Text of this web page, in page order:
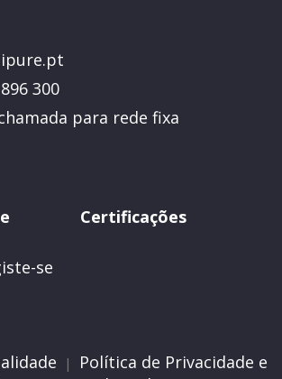
300
para rede fixa
se
Certificações
| Política de Privacidade e